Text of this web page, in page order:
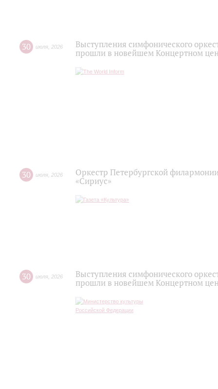
30 июля 2026
Выступления симфонического
прошли в новейшем Концертном
30 июля 2026
Оркестр Петербургской
«Сириус»
30 июля 2026
Выступления симфонического
прошли в новейшем Концертном